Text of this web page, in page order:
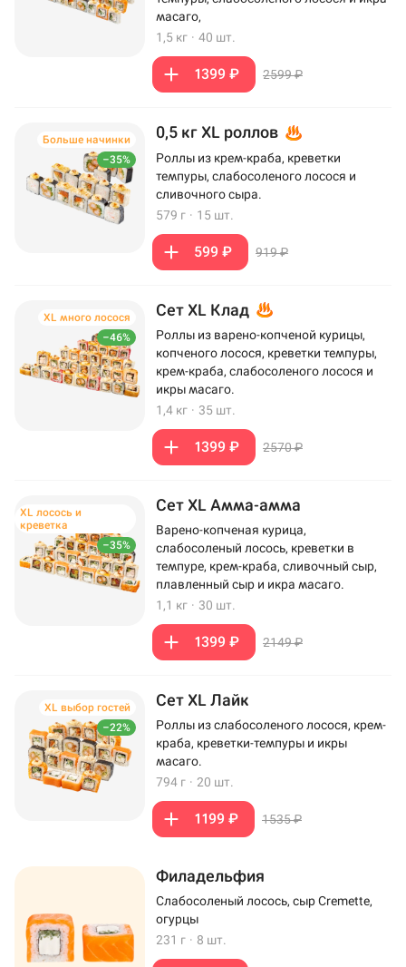
масаго,
1,5 кг · 40 шт.
1399 ₽ 2599 ₽
–35%
Больше начинки 0,5 кг XL роллов
Роллы из крем-краба, креветки
темпуры, слабосоленого лосося и
сливочного сыра.
579 г · 15 шт.
599 ₽ 919 ₽
–46%
XL много лосося Сет XL Клад
Роллы из варено-копченой курицы,
копченого лосося, креветки темпуры,
крем-краба, слабосоленого лосося и
икры масаго.
1,4 кг · 35 шт.
1399 ₽ 2570 ₽
–35%
XL лосось и
креветка
Сет XL Амма-амма
Варено-копченая курица,
слабосоленый лосось, креветки в
темпуре, крем-краба, сливочный сыр,
плавленный сыр и икра масаго.
1,1 кг · 30 шт.
1399 ₽ 2149 ₽
–22%
XL выбор гостей Сет XL Лайк
Роллы из слабосоленого лосося, крем-
краба, креветки-темпуры и икры
масаго.
794 г · 20 шт.
1199 ₽ 1535 ₽
Филадельфия
Слабосоленый лосось, сыр Cremette,
огурцы
231 г · 8 шт.